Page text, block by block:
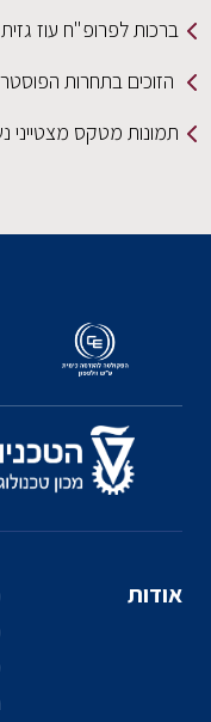
ברכות לפרופ"ח עוז
הזוכים בתחרות
תמונות מטקס מצטייני
אודות